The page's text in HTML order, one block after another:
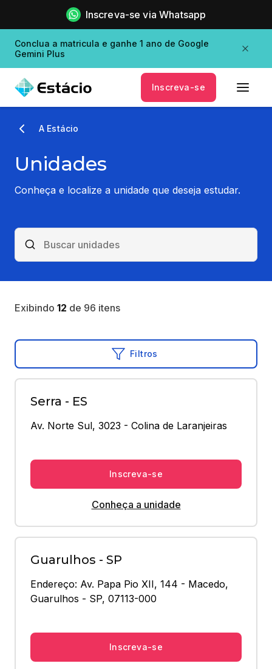
Inscreva-se via Whatsapp
Conclua a matricula e ganhe 1 ano de Google
Gemini Plus
Inscreva-se
A Estácio
Unidades
Conheça e localize a unidade que deseja estudar.
Exibindo 12 de 96 itens
Filtros
Serra - ES
Av. Norte Sul, 3023 - Colina de Laranjeiras
Inscreva-se
Conheça a unidade
Guarulhos - SP
Endereço: Av. Papa Pio XII, 144 - Macedo,
Guarulhos - SP, 07113-000
Inscreva-se